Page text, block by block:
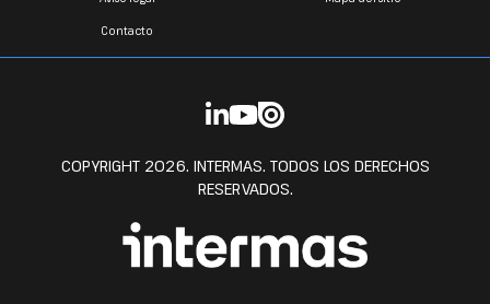
Contacto
COPYRIGHT 2026. INTERMAS. TODOS LOS DERECHOS
RESERVADOS.